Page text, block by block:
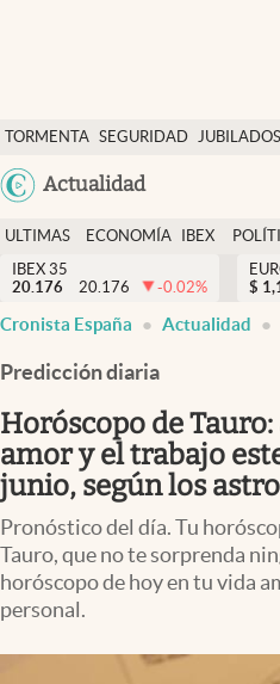
TORMENTA SEGURIDAD JUBILADOS
Actualidad
Economía y finanzas
Política
Actualidad
Criptomonedas
España
ULTIMAS
NOTICIAS
ECONOMÍA
FINANZAS
IBEX
EURO
IBEX 35
20.176
20.176 -0.02%
$
Cronista España Actualidad
Predicción diaria
Horóscopo de
amor y el trabajo
junio, según los
Pronóstico del día. Tu
Tauro, que no te sorprenda
horóscopo de hoy en tu vida
personal.